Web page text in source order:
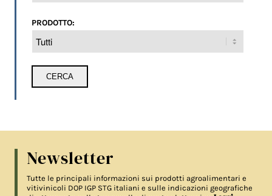
PRODOTTO:
Newsletter
Tutte le principali informazioni sui prodotti agroalimentari e
vitivinicoli DOP IGP STG italiani e sulle indicazioni geografiche